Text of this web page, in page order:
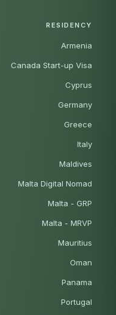
RESIDENCY
Armenia
Canada Start-up Visa
Cyprus
Germany
Greece
Italy
Maldives
Malta Digital Nomad
Malta - GRP
Malta - MRVP
Mauritius
Oman
Panama
Portugal